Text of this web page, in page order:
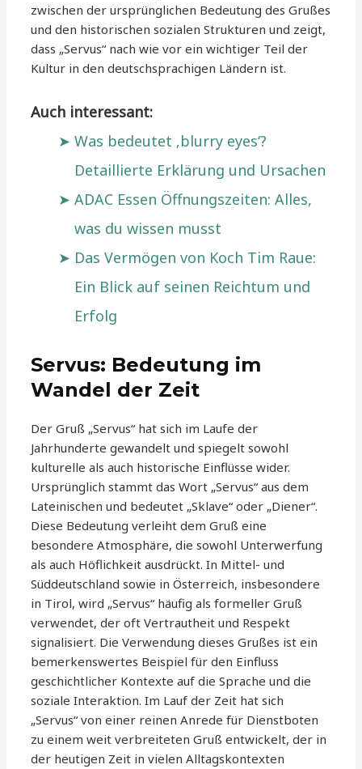
zwischen der ursprünglichen Bedeutung des Grußes
und den historischen sozialen Strukturen und zeigt,
dass „Servus“ nach wie vor ein wichtiger Teil der
Kultur in den deutschsprachigen Ländern ist.
Auch interessant:
Was bedeutet ‚blurry eyes‘?
Detaillierte Erklärung und Ursachen
ADAC Essen Öffnungszeiten: Alles,
was du wissen musst
Das Vermögen von Koch Tim Raue:
Ein Blick auf seinen Reichtum und
Erfolg
Servus: Bedeutung im
Wandel der Zeit
Der Gruß „Servus“ hat sich im Laufe der
Jahrhunderte gewandelt und spiegelt sowohl
kulturelle als auch historische Einflüsse wider.
Ursprünglich stammt das Wort „Servus“ aus dem
Lateinischen und bedeutet „Sklave“ oder „Diener“.
Diese Bedeutung verleiht dem Gruß eine
besondere Atmosphäre, die sowohl Unterwerfung
als auch Höflichkeit ausdrückt. In Mittel- und
Süddeutschland sowie in Österreich, insbesondere
in Tirol, wird „Servus“ häufig als formeller Gruß
verwendet, der oft Vertrautheit und Respekt
signalisiert. Die Verwendung dieses Grußes ist ein
bemerkenswertes Beispiel für den Einfluss
geschichtlicher Kontexte auf die Sprache und die
soziale Interaktion. Im Lauf der Zeit hat sich
„Servus“ von einer reinen Anrede für Dienstboten
zu einem weit verbreiteten Gruß entwickelt, der in
der heutigen Zeit in vielen Alltagskontexten